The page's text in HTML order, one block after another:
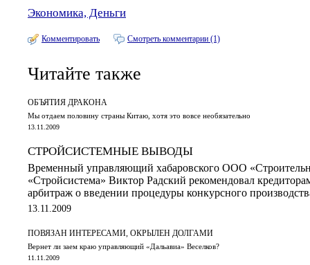
Экономика, Деньги
Комментировать Смотреть комментарии (1)
Читайте также
ОБЪЯТИЯ ДРАКОНА
Мы отдаем половину страны Китаю, хотя это вовсе необязательно
13.11.2009
СТРОЙСИСТЕМНЫЕ ВЫВОДЫ
Временный управляющий хабаровского ООО
«Стройсистема» Виктор Радский рекомендовал
арбитраж о введении процедуры конкурсного
13.11.2009
ПОВЯЗАН ИНТЕРЕСАМИ, ОКРЫЛЕН ДОЛГАМИ
Вернет ли заем краю управляющий «Дальавиа» Веселков?
11.11.2009